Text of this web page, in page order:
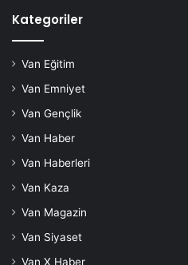
Kategoriler
Van Eğitim
Van Emniyet
Van Gençlik
Van Haber
Van Haberleri
Van Kaza
Van Magazin
Van Siyaset
Van X Haber